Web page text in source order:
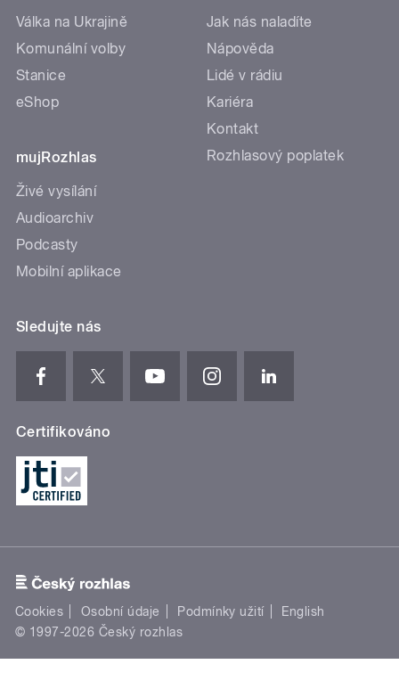
Válka na Ukrajině
Komunální volby
Stanice
eShop
mujRozhlas
Živé vysílání
Audioarchiv
Podcasty
Mobilní aplikace
Jak nás naladíte
Nápověda
Lidé v rádiu
Kariéra
Kontakt
Rozhlasový poplatek
Sledujte nás
Certifikováno
Cookies Osobní údaje Podmínky užití
English
© 1997-2026 Český rozhlas